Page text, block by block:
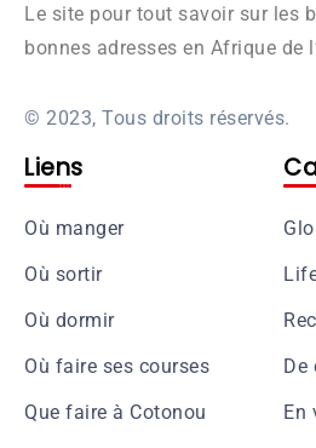
Le site pour tout savoir sur les
bonnes adresses en Afrique de
© 2023, Tous droits réservés.
Liens
Où manger
Où sortir
Où dormir
Où faire ses courses
Que faire à Cotonou
De
En